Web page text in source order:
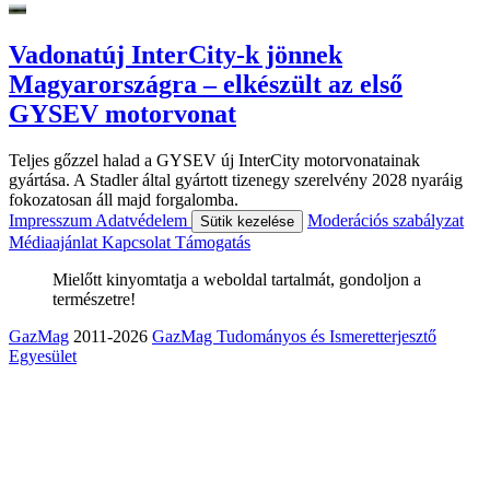
Vadonatúj InterCity-k jönnek
Magyarországra – elkészült az első
GYSEV motorvonat
Teljes gőzzel halad a GYSEV új InterCity motorvonatainak
gyártása. A Stadler által gyártott tizenegy szerelvény 2028 nyaráig
fokozatosan áll majd forgalomba.
Impresszum Adatvédelem Sütik kezelése
Moderációs szabályzat
Médiaajánlat Kapcsolat Támogatás
Mielőtt kinyomtatja a weboldal tartalmát, gondoljon a
természetre!
GazMag 2011-2026 GazMag Tudományos és Ismeretterjesztő
Egyesület